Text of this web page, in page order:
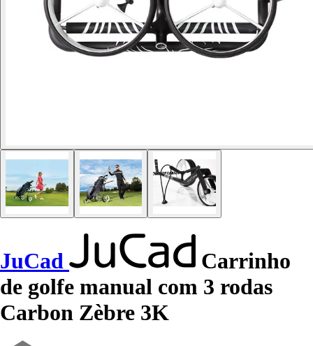
JuCad
Carrinho
de golfe manual com 3 rodas
Carbon Zèbre 3K